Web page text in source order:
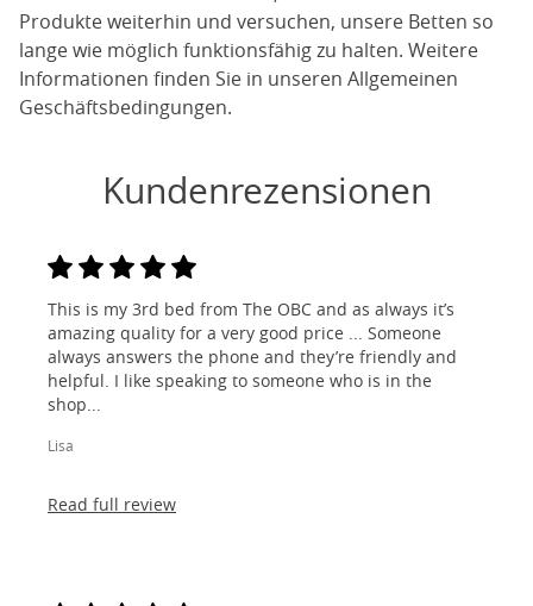
Produkte weiterhin und versuchen, unsere Betten so
lange wie möglich funktionsfähig zu halten. Weitere
Informationen finden Sie in unseren Allgemeinen
Geschäftsbedingungen.
Kundenrezensionen
This is my 3rd bed from The OBC and as always it’s
amazing quality for a very good price ... Someone
always answers the phone and they’re friendly and
helpful. I like speaking to someone who is in the
shop...
Lisa
Read full review